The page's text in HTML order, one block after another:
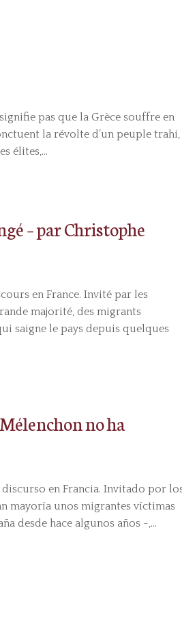
pas que la Grèce souffre en
la révolte d’un peuple trahi,
élites,...
– par Christophe
en France. Invité par les
majorité, des migrants
saigne le pays depuis quelques
no ha
en Francia. Invitado por
mayoría unos migrantes víctimas
desde hace algunos años -,...